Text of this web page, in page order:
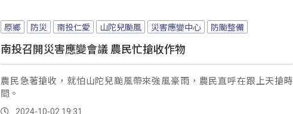
原鄉 防災 南投仁愛 山陀兒颱風 災害應變中心 防颱整備
南投召開災害應變會議 農民忙搶收作物
農民急著搶收，就怕山陀兒颱風帶來強風豪雨，農民直呼在跟上天搶時
間。
2024-10-02 19:31